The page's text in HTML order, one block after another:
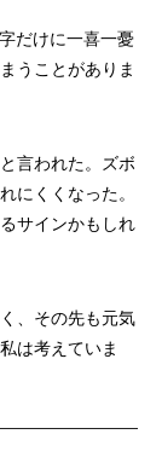
だけに一喜一憂
うことがありま
言われた。ズボ
にくくなった。
サインかもしれ
、その先も元気
は考えていま